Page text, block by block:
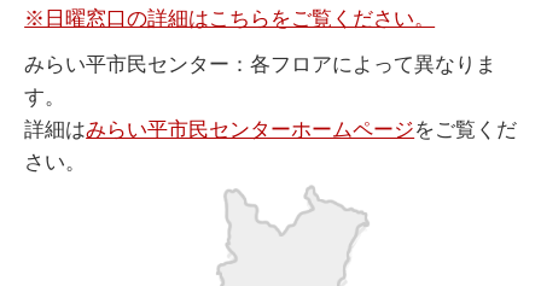
※日曜窓口の詳細はこちらをご覧ください。
みらい平市民センター：各フロアによって異なりま
す。
詳細はみらい平市民センターホームページをご覧くだ
さい。